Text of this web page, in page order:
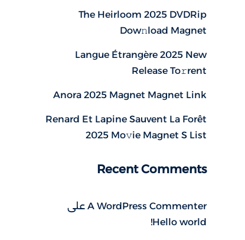
The Heirloom 2025 DVDRip
Dow𝚗load Magnet
Langue Étrangère 2025 New
Release To𝚛rent
Anora 2025 Magnet Magnet Link
Renard Et Lapine Sauvent La Forêt
2025 Mo𝚟ie Magnet S List
Recent Comments
A WordPress Commenter على
Hello world!